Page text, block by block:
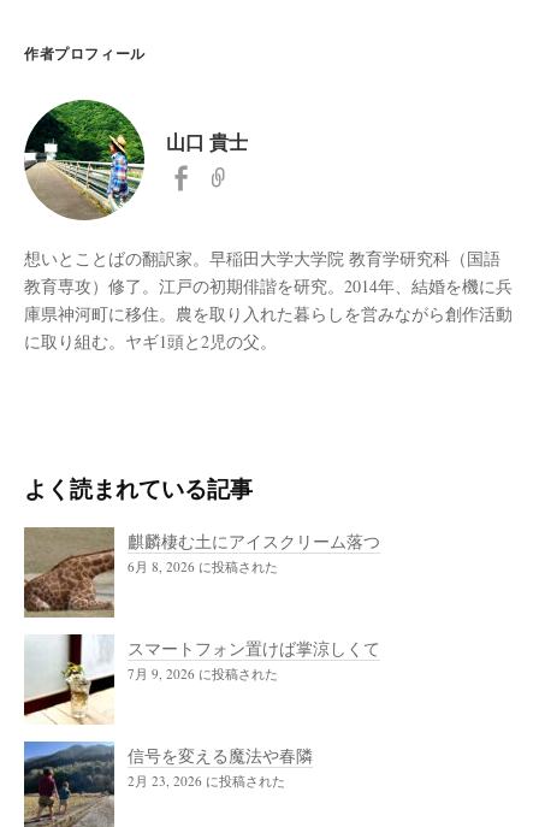
作者プロフィール
山口 貴士
想いとことばの翻訳家。早稲田大学大学院 教育学研究科（国語
教育専攻）修了。江戸の初期俳諧を研究。2014年、結婚を機に兵
庫県神河町に移住。農を取り入れた暮らしを営みながら創作活動
に取り組む。ヤギ1頭と2児の父。
よく読まれている記事
麒麟棲む土にアイスクリーム落つ
6月 8, 2026 に投稿された
スマートフォン置けば掌涼しくて
7月 9, 2026 に投稿された
信号を変える魔法や春隣
2月 23, 2026 に投稿された